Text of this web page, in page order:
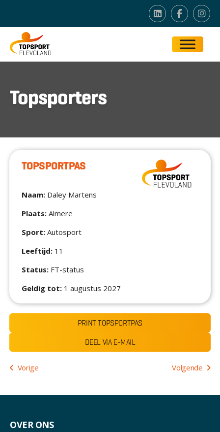
Topsporters
TOPSPORTPAS
Naam: Daley Martens
Plaats: Almere
Sport: Autosport
Leeftijd: 11
Status: FT-status
Geldig tot: 1 augustus 2027
PRINT TOPSPORTPAS
DEEL VIA E-MAIL
navigatie
Vorige Volgende
OVER ONS